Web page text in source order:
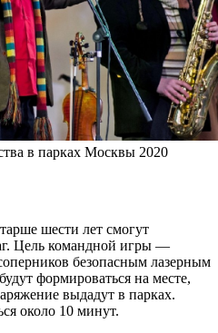
в парках Москвы 2020
шести лет смогут
Цель командной игры —
безопасным лазерным
формироваться на месте,
выдадут в парках.
около 10 минут.